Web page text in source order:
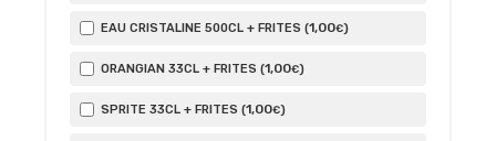
EAU CRISTALINE 500CL + FRITES (1,00€)
ORANGIAN 33CL + FRITES (1,00€)
SPRITE 33CL + FRITES (1,00€)